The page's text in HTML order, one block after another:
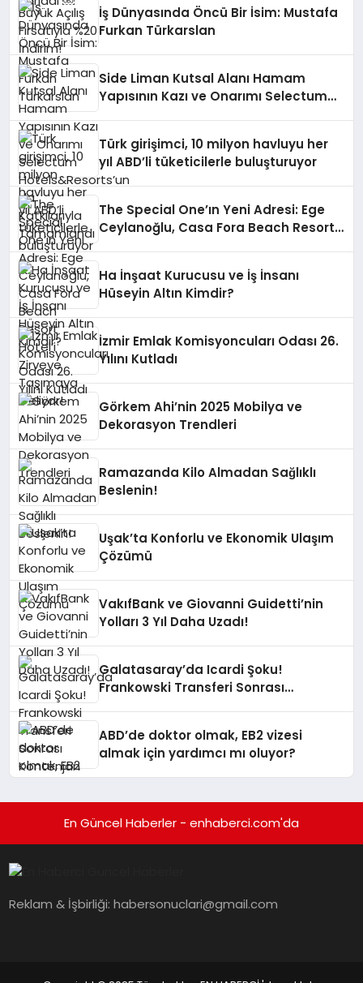
İş Dünyasında Öncü Bir İsim: Mustafa
Furkan Türkarslan
Side Liman Kutsal Alanı Hamam
Yapısının Kazı ve Onarımı Selectum
Türk girişimci, 10 milyon havluyu her
yıl ABD’li tüketicilerle buluşturuyor
The Special One’ın Yeni Adresi: Ege
Ceylanoğlu, Casa Fora Beach Resort
Ha İnşaat Kurucusu ve İş İnsanı
Hüseyin Altın Kimdir?
İzmir Emlak Komisyoncuları Odası 26.
Yılını Kutladı
Görkem Ahi’nin 2025 Mobilya ve
Dekorasyon Trendleri
Ramazanda Kilo Almadan Sağlıklı
Beslenin!
Uşak’ta Konforlu ve Ekonomik Ulaşım
Çözümü
VakıfBank ve Giovanni Guidetti’nin
Yolları 3 Yıl Daha Uzadı!
Galatasaray’da Icardi Şoku!
Frankowski Transferi Sonrası
ABD’de doktor olmak, EB2 vizesi
almak için yardımcı mı oluyor?
En Güncel Haberler - enhaberci.com'da
Reklam & İşbirliği:habersonuclari@gmail.com